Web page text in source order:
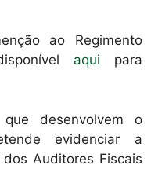
ao Regimento
aqui para
desenvolvem o
evidenciar a
Auditores Fiscais